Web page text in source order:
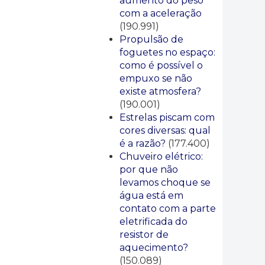
com a aceleração
(190.991)
Propulsão de
foguetes no espaço:
como é possível o
empuxo se não
existe atmosfera?
(190.001)
Estrelas piscam com
cores diversas: qual
é a razão? (177.400)
Chuveiro elétrico:
por que não
levamos choque se
água está em
contato com a parte
eletrificada do
resistor de
aquecimento?
(150.089)